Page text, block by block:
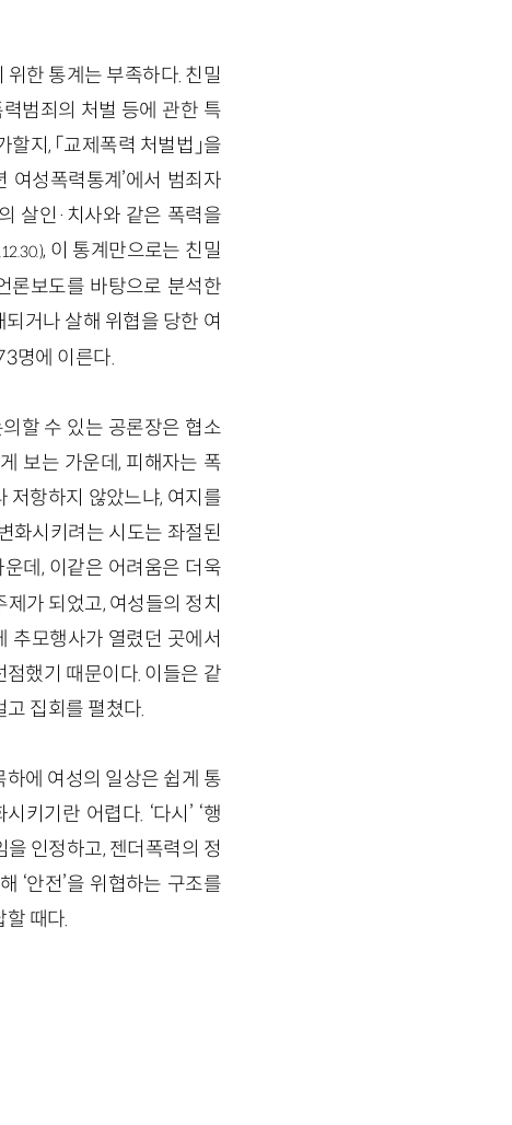
한 통계는 부족하다. 친밀
범죄의 처벌 등에 관한 특
지, 「교제폭력 처벌법」을
성폭력통계’에서 범죄자
살인·치사와 같은 폭력을
, 이 통계만으로는 친밀
론보도를 바탕으로 분석한
거나 살해 위협을 당한 여
명에 이른다.
할 수 있는 공론장은 협소
보는 가운데, 피해자는 폭
저항하지 않았느냐, 여지를
화시키려는 시도는 좌절된
데, 이같은 어려움은 더욱
가 되었고, 여성들의 정치
추모행사가 열렸던 곳에서
했기 때문이다. 이들은 같
고 집회를 펼쳤다.
하에 여성의 일상은 쉽게 통
키기란 어렵다. ‘다시’ ‘행
인정하고, 젠더폭력의 정
‘안전’을 위협하는 구조를
때다.